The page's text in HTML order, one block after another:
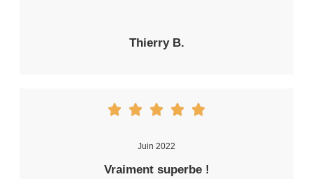
Thierry B.
Juin 2022
Vraiment superbe !